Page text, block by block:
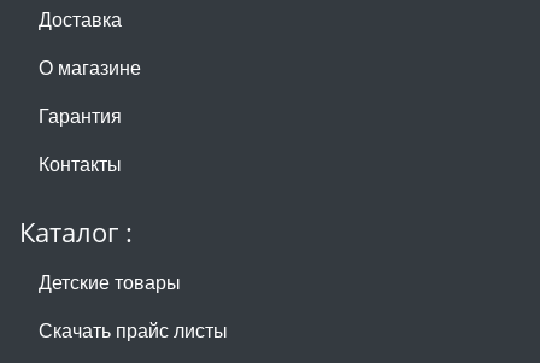
Доставка
О магазине
Гарантия
Контакты
Каталог :
Детские товары
Скачать прайс листы